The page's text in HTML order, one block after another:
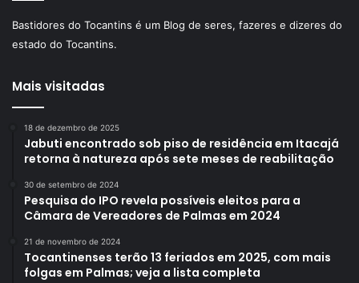
Bastidores do Tocantins é um Blog de seres, fazeres e dizeres do
estado do Tocantins.
Mais visitadas
18 de dezembro de 2025
Jabuti encontrado sob piso de residência em Itacajá
retorna à natureza após sete meses de reabilitação
30 de setembro de 2024
Pesquisa do IPO revela possíveis eleitos para a
Câmara de Vereadores de Palmas em 2024
21 de novembro de 2024
Tocantinenses terão 13 feriados em 2025, com mais
folgas em Palmas; veja a lista completa